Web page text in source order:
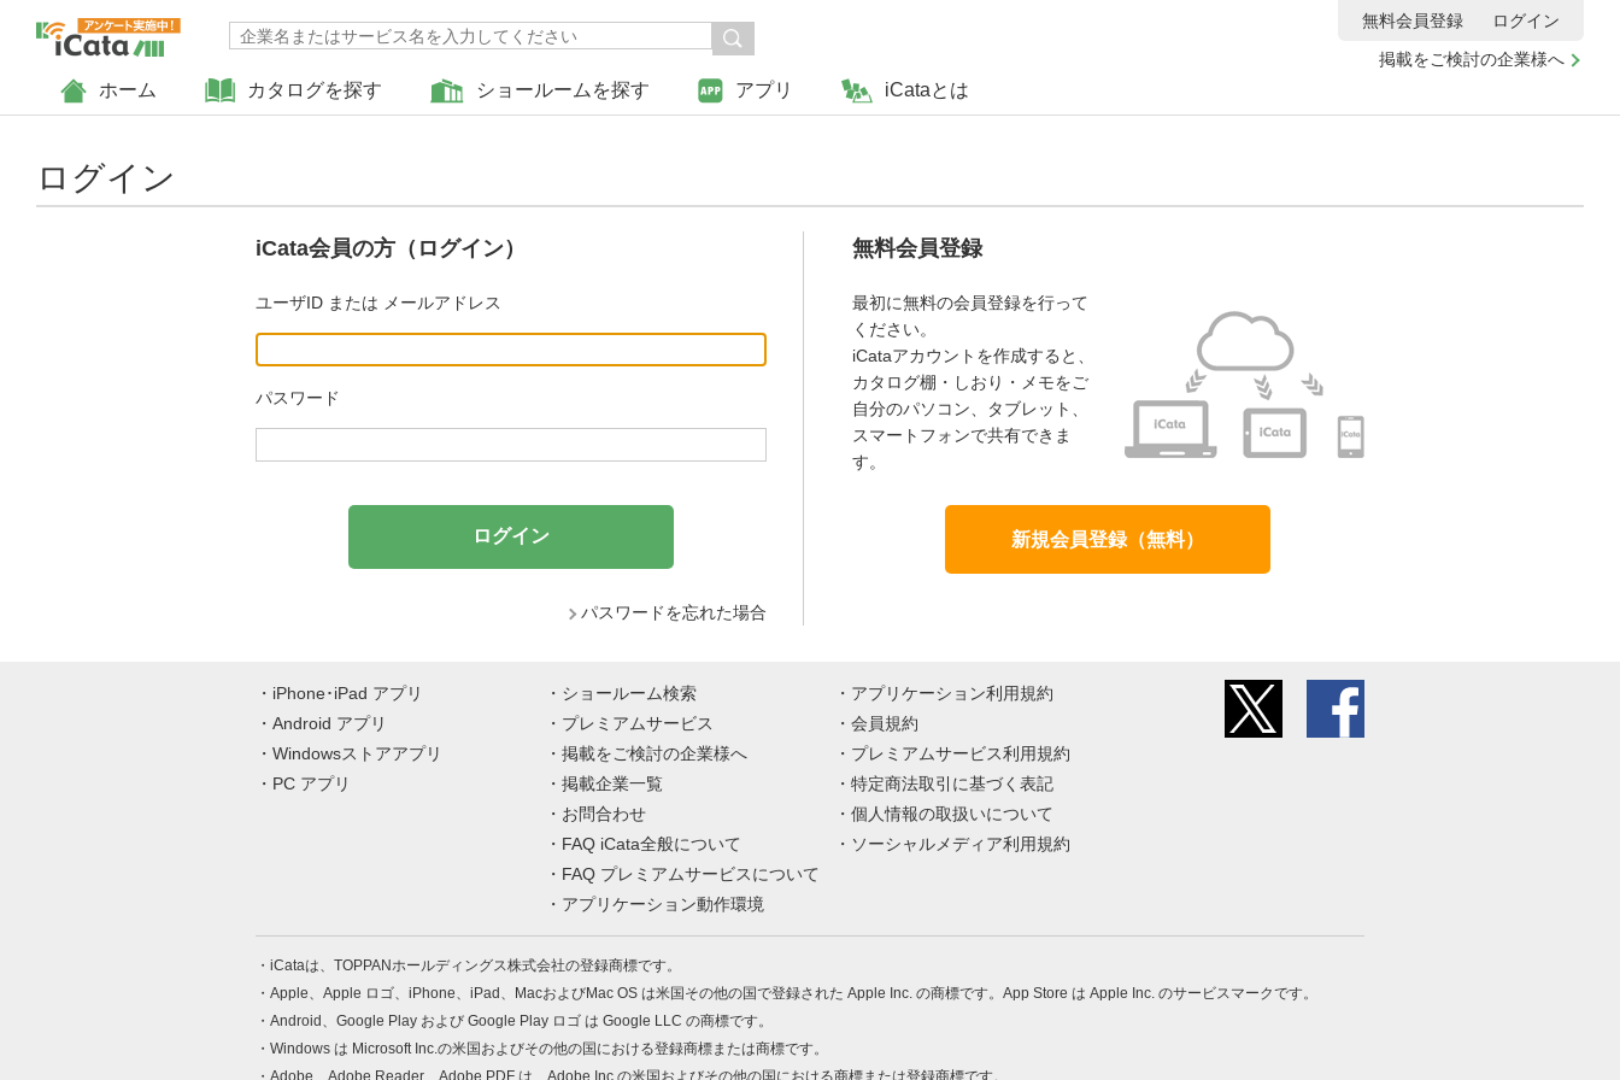
ホーム カタログを探す ショールームを探す アプリ iCataとは
掲載をご検討の企業様へ
無料会員登録 ログイン
ログイン
iCata会員の方（ログイン）
ユーザID または メールアドレス
パスワード
パスワードを忘れた場合
無料会員登録
最初に無料の会員登録を行って
ください。
iCataアカウントを作成すると、
カタログ棚・しおり・メモをご
自分のパソコン、タブレット、
スマートフォンで共有できま
す。
新規会員登録（無料）
iPhone･iPad アプリ
Android アプリ
Windowsストアアプリ
PC アプリ
ショールーム検索
プレミアムサービス
掲載をご検討の企業様へ
掲載企業一覧
お問合わせ
FAQ iCata全般について
FAQ プレミアムサービスについて
アプリケーション動作環境
アプリケーション利用規約
会員規約
プレミアムサービス利用規約
特定商法取引に基づく表記
個人情報の取扱いについて
ソーシャルメディア利用規約
iCataは、TOPPANホールディングス株式会社の登録商標です。
Apple、Apple ロゴ、iPhone、iPad、MacおよびMac OS は米国その他の国で登録された Apple Inc. の商標です。App Store は Apple Inc. のサービスマークです。
Android、Google Play および Google Play ロゴ は Google LLC の商標です。
Windows は Microsoft Inc.の米国およびその他の国における登録商標または商標です。
Adobe、Adobe Reader、Adobe PDF は、Adobe Inc.の米国およびその他の国における商標または登録商標です。